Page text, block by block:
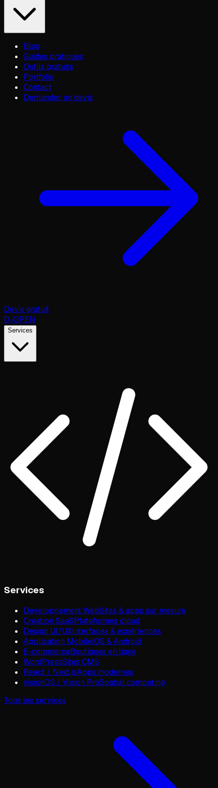
Blog
Guides pratiques
Outils gratuits
Portfolio
Contact
Demander un devis
Devis gratuit
D-OPEN
Services
Services
Développement WebSites & apps sur mesure
Création SaaSPlateformes cloud
Design UI/UXInterfaces & expériences
Application MobileiOS & Android
E-commerceBoutiques en ligne
WordPressSites CMS
React / Next.jsApps modernes
visionOS / Vision ProSpatial computing
Tous les services